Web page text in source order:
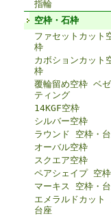
指輪
空枠・石枠
ファセットカット
枠
カボションカット
枠
覆輪留め空枠 ベ
ティング
14KGF空枠
シルバー空枠
ラウンド 空枠・
オーバル空枠
スクエア空枠
ペアシェイプ 空
マーキス 空枠・
エメラルドカット
台座